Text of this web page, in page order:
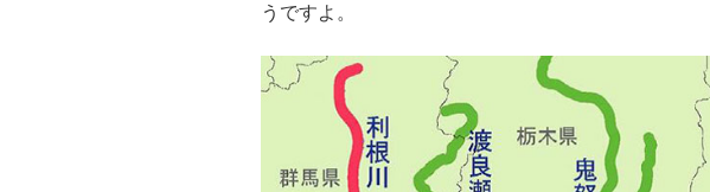
うですよ。